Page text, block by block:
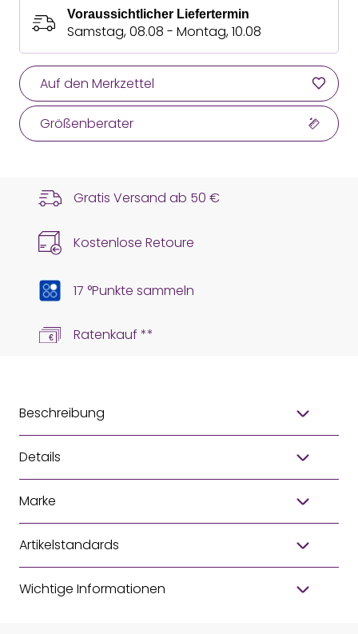
Voraussichtlicher Liefertermin
Samstag, 08.08 - Montag, 10.08
Auf den Merkzettel
Größenberater
Gratis Versand ab 50 €
Kostenlose Retoure
17 °Punkte sammeln
Ratenkauf **
Beschreibung
Details
Marke
Artikelstandards
Wichtige Informationen